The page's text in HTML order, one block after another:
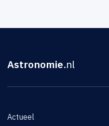
Astronomie.nl
Actueel